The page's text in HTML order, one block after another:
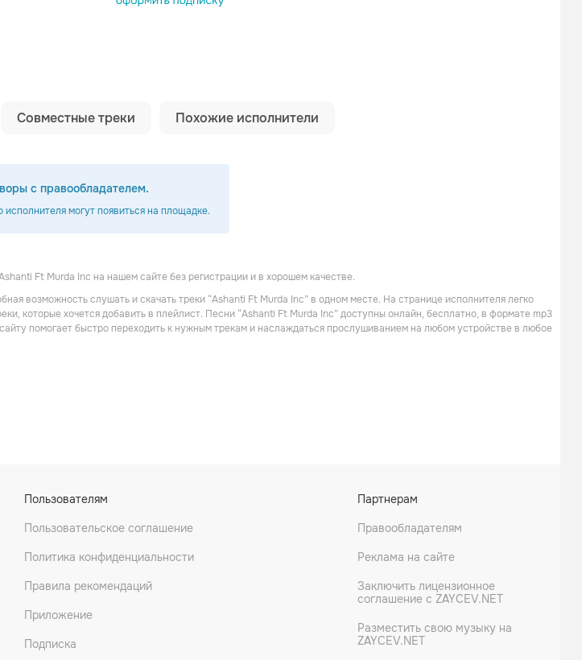
Совместные треки Похожие исполнители
с правообладателем.
могут появиться на площадке.
Ft Murda Inc на нашем сайте без регистрации и в хорошем качестве.
возможность слушать и скачать треки “Ashanti Ft Murda Inc” в одном месте. На странице исполнителя легко
которые хочется добавить в плейлист. Песни “Ashanti Ft Murda Inc” доступны онлайн, бесплатно, в формате mp3
помогает быстро переходить к нужным трекам и наслаждаться прослушиванием на любом устройстве в любое
Пользователям
Пользовательское соглашение
Политика конфиденциальности
Правила рекомендаций
Приложение
Подписка
Партнерам
Правообладателям
Реклама на сайте
Заключить лицензионное
соглашение с ZAYCEV.NET
Разместить свою музыку на
ZAYCEV.NET